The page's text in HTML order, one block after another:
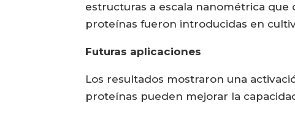
estructuras a escala nanométrica que
proteínas fueron introducidas en
Futuras aplicaciones
Los resultados mostraron una
proteínas pueden mejorar la